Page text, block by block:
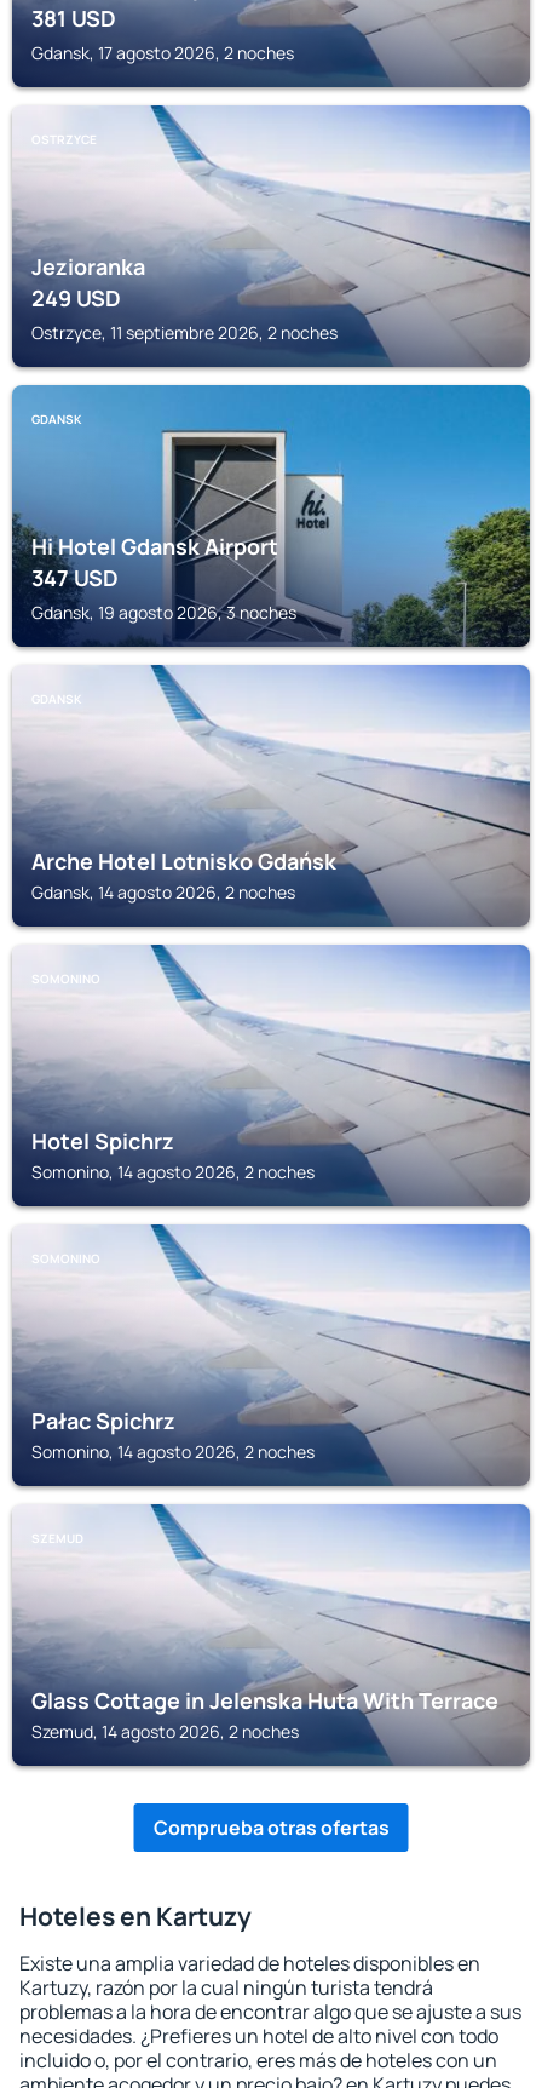
381USD
Gdansk, 17 agosto 2026, 2 noches
OSTRZYCE
Jezioranka
249USD
Ostrzyce, 11 septiembre 2026, 2 noches
GDANSK
Hi Hotel Gdansk Airport
347USD
Gdansk, 19 agosto 2026, 3 noches
GDANSK
Arche Hotel Lotnisko Gdańsk
Gdansk, 14 agosto 2026, 2 noches
SOMONINO
Hotel Spichrz
Somonino, 14 agosto 2026, 2 noches
SOMONINO
Pałac Spichrz
Somonino, 14 agosto 2026, 2 noches
SZEMUD
Glass Cottage in Jelenska Huta With Terrace
Szemud, 14 agosto 2026, 2 noches
Comprueba otras ofertas
Hoteles en Kartuzy
Existe una amplia variedad de hoteles disponibles en
Kartuzy, razón por la cual ningún turista tendrá
problemas a la hora de encontrar algo que se ajuste a sus
necesidades. ¿Prefieres un hotel de alto nivel con todo
incluido o, por el contrario, eres más de hoteles con un